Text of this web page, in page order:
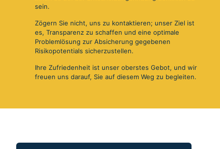
sein.
Zögern Sie nicht, uns zu kontaktieren; unser Ziel ist
es, Transparenz zu schaffen und eine optimale
Problemlösung zur Absicherung gegebenen
Risikopotentials sicherzustellen.
Ihre Zufriedenheit ist unser oberstes Gebot, und wir
freuen uns darauf, Sie auf diesem Weg zu begleiten.